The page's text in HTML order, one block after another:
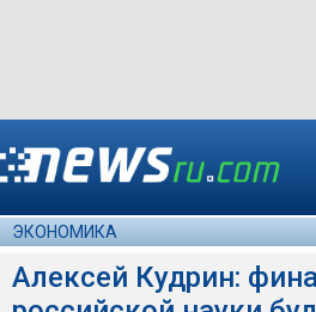
ЭКОНОМИКА
Алексей Кудрин: